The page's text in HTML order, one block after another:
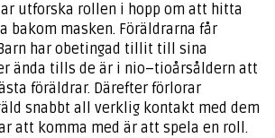
utforska rollen i hopp om att hitta
bakom masken. Föräldrarna får
har obetingad tillit till sina
ända tills de är i nio–tioårsåldern att
föräldrar. Därefter förlorar
snabbt all verklig kontakt med dem
att komma med är att spela en roll.